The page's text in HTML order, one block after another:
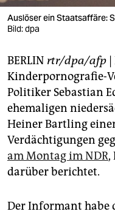
veranstaltungen
fragen & hilfe
unterstützen
abo
genossenschaft
epaper login
Auslöser ein Staatsaffäre:
Bild: dpa
BERLIN rtr/dpa/afp
Kinderpornografie-
Politiker Sebastian
ehemaligen
Heiner Bartling
Verdächtigungen
am Montag im NDR,
darüber berichtet.
Der Informant habe